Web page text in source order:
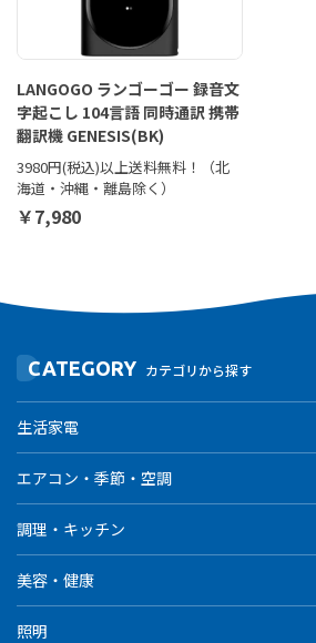
LANGOGO ランゴーゴー 録音文
字起こし 104言語 同時通訳 携帯
翻訳機 GENESIS(BK)
3980円(税込)以上送料無料！（北
海道・沖縄・離島除く）
￥7,980
CATEGORY カテゴリから探す
生活家電
エアコン・季節・空調
調理・キッチン
美容・健康
照明